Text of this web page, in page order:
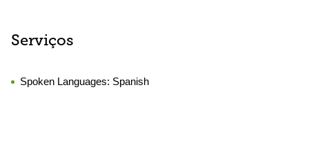
Serviços
Spoken Languages: Spanish